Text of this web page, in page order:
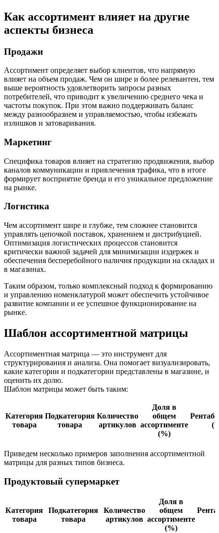
Как ассортимент влияет на другие
аспекты бизнеса
Продажи
Ассортимент определяет выбор клиентов, что напрямую
влияет на объем продаж. Чем он шире и более релевантен, тем
выше вероятность удовлетворить запросы разных
потребителей, что приводит к увеличению среднего чека и
частоты покупок. При этом важно поддерживать баланс
между разнообразием и управляемостью, чтобы избежать
излишков и затоваривания.
Маркетинг
Специфика товаров влияет на стратегию продвижения, выбор
каналов коммуникации и привлечения трафика, что в итоге
формирует восприятие бренда и его уникальное предложение
на рынке.
Логистика
Чем ассортимент шире и глубже, тем сложнее становится
управлять цепочкой поставок, хранением и дистрибуцией.
Оптимизация логистических процессов становится
критически важной задачей для минимизации издержек и
обеспечения бесперебойного наличия продукции на складах и
в магазинах.
Таким образом, только комплексный подход к формированию
и управлению номенклатурой может обеспечить устойчивое
развитие компании и ее успешное функционирование на
рынке.
Шаблон ассортиментной матрицы
Ассортиментная матрица — это инструмент для
структурирования и анализа. Она помогает визуализировать,
какие категории и подкатегории представлены в магазине, и
оценить их долю.
Шаблон матрицы может быть таким:
Категория
товара
Подкатегория
товара
Количество
артикулов
Доля в
общем
ассортименте
(%)
Приведем несколько примеров заполнения ассортиментной
матрицы для разных типов бизнеса.
Продуктовый супермаркет
Категория
товара
Подкатегория
товара
Количество
артикулов
Доля в
общем
ассортименте
(%)